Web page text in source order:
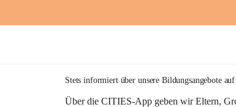
Stets informiert über unsere Bildungsangebote
Über die CITIES-App geben wir Eltern,